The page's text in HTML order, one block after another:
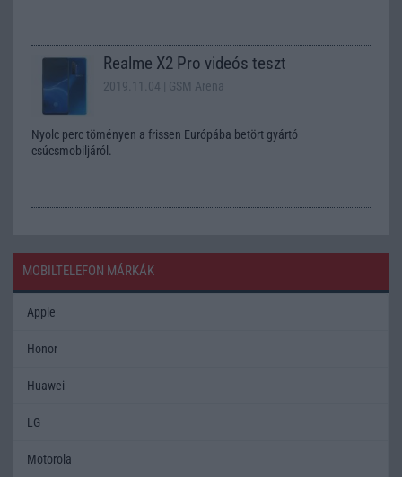
Realme X2 Pro videós teszt
2019.11.04 | GSM Arena
Nyolc perc töményen a frissen Európába betört gyártó
csúcsmobiljáról.
MOBILTELEFON MÁRKÁK
Apple
Honor
Huawei
LG
Motorola